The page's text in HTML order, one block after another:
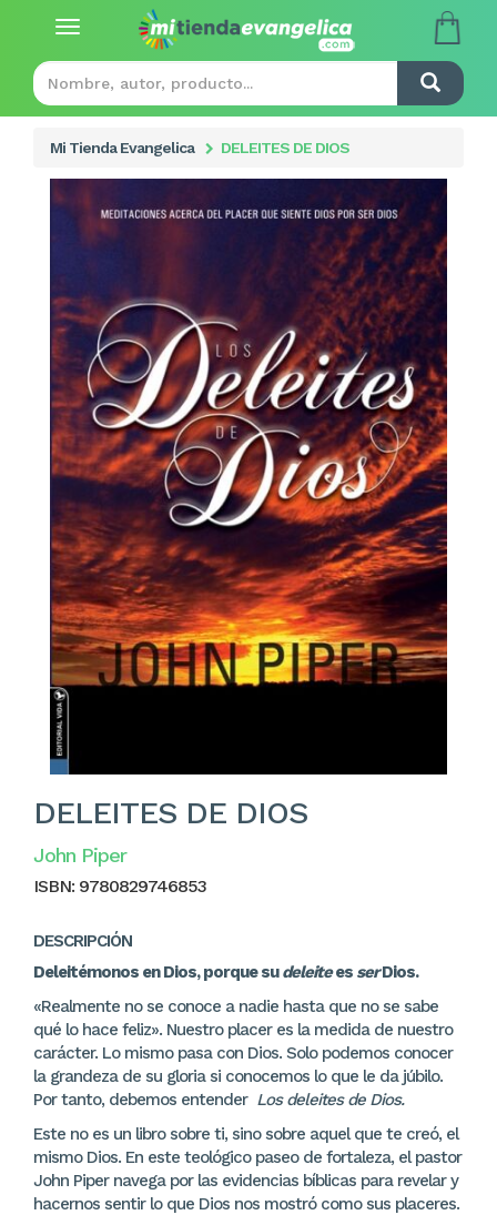
Toggle
Mi Tienda Evangelica DELEITES DE DIOS
DELEITES DE DIOS
John Piper
ISBN: 9780829746853
DESCRIPCIÓN
Deleitémonos en Dios, porque sudeleitees serDios.
«Realmente no se conoce a nadie hasta que no se sabe
qué lo hace feliz». Nuestro placer es la medida de nuestro
carácter. Lo mismo pasa con Dios. Solo podemos conocer
la grandeza de su gloria si conocemos lo que le da júbilo.
Por tanto, debemos entender Los deleites de Dios.
Este no es un libro sobre ti, sino sobre aquel que te creó, el
mismo Dios. En este teológico paseo de fortaleza, el pastor
John Piper navega por las evidencias bíblicas para revelar y
hacernos sentir lo que Dios nos mostró como sus placeres.